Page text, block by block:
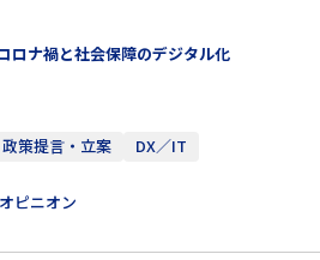
ロナ禍と社会保障のデジタル化
政策提言・立案 DX／IT
ピニオン